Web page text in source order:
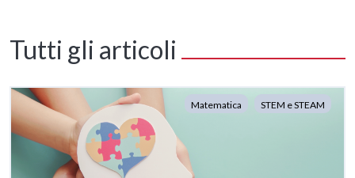
Tutti gli articoli
Matematica STEM e STEAM